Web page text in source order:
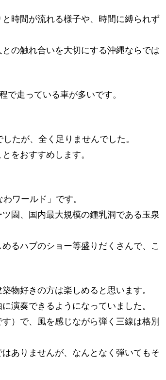
時間が流れる様子や、時間に縛られず
の触れ合いを大切にする沖縄ならでは
走っている車が多いです。
たが、全く足りませんでした。
をおすすめします。
ワールド」です。
園、国内最大規模の鍾乳洞である玉泉
るハブのショー等盛りだくさんで、こ
物好きの方は楽しめると思います。
演奏できるようになっていました。
）で、風を感じながら弾く三線は格別
ありませんが、なんとなく弾いてもそ